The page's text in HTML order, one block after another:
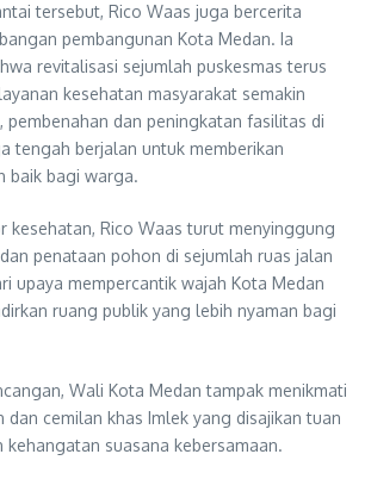
tersebut, Rico Waas juga bercerita
pembangunan Kota Medan. Ia
revitalisasi sejumlah puskesmas terus
kesehatan masyarakat semakin
pembenahan dan peningkatan fasilitas di
tengah berjalan untuk memberikan
baik bagi warga.
kesehatan, Rico Waas turut menyinggung
penataan pohon di sejumlah ruas jalan
upaya mempercantik wajah Kota Medan
ruang publik yang lebih nyaman bagi
Wali Kota Medan tampak menikmati
dan cemilan khas Imlek yang disajikan tuan
kehangatan suasana kebersamaan.